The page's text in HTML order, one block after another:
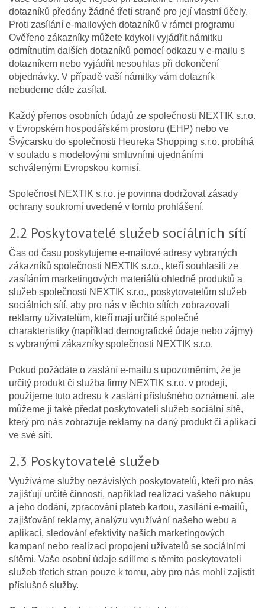
dotazníků předány žádné třetí straně pro její vlastní účely.
Proti zasílání e-mailových dotazníků v rámci programu
Ověřeno zákazníky můžete kdykoli vyjádřit námitku
odmítnutím dalších dotazníků pomocí odkazu v e-mailu s
dotazníkem nebo vyjádřit nesouhlas při dokončení
objednávky. V případě vaší námitky vám dotazník
nebudeme dále zasílat.
Každý přenos osobních údajů ze společnosti NEXTIK s.r.o.
v Evropském hospodářském prostoru (EHP) nebo ve
Švýcarsku do společnosti Heureka Shopping s.r.o. probíhá
v souladu s modelovými smluvními ujednáními
schválenými Evropskou komisí.
Společnost NEXTIK s.r.o. je povinna dodržovat zásady
ochrany soukromí uvedené v tomto prohlášení.
2.2 Poskytovatelé služeb sociálních sítí
Čas od času poskytujeme e-mailové adresy vybraných
zákazníků společnosti NEXTIK s.r.o., kteří souhlasili ze
zasíláním marketingových materiálů ohledně produktů a
služeb společnosti NEXTIK s.r.o., poskytovatelům služeb
sociálních sítí, aby pro nás v těchto sítích zobrazovali
reklamy uživatelům, kteří mají určité společné
charakteristiky (například demografické údaje nebo zájmy)
s vybranými zákazníky společnosti NEXTIK s.r.o.
Pokud požádáte o zaslání e-mailu s upozorněním, že je
určitý produkt či služba firmy NEXTIK s.r.o. v prodeji,
použijeme tuto adresu k zaslání příslušného oznámení, ale
můžeme ji také předat poskytovateli služeb sociální sítě,
který pro nás zobrazuje reklamy na daný produkt či aplikaci
ve své síti.
2.3 Poskytovatelé služeb
Využíváme služby nezávislých poskytovatelů, kteří pro nás
zajišťují určité činnosti, například realizaci vašeho nákupu
a jeho dodání, zpracování plateb kartou, zasílání e-mailů,
zajišťování reklamy, analýzu využívání našeho webu a
aplikací, sledování efektivity našich marketingových
kampaní nebo realizaci propojení uživatelů se sociálními
sítěmi. Vaše osobní údaje sdílíme s těmito poskytovateli
služeb třetích stran pouze k tomu, aby pro nás mohli zajistit
příslušné služby.